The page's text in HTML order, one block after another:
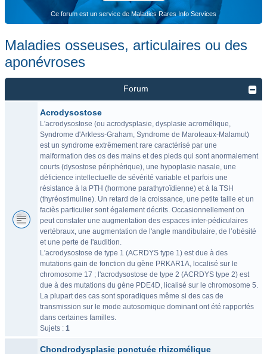
Ce forum est un service de Maladies Rares Info Services
Maladies osseuses, articulaires ou des
aponévroses
Forum
Acrodysostose
L'acrodysostose (ou acrodysplasie, dysplasie acromélique,
Syndrome d'Arkless-Graham, Syndrome de Maroteaux-Malamut)
est un syndrome extrêmement rare caractérisé par une
malformation des os des mains et des pieds qui sont anormalement
courts (dysostose périphérique), une hypoplasie nasale, une
déficience intellectuelle de sévérité variable et parfois une
résistance à la PTH (hormone parathyroïdienne) et à la TSH
(thyréostimuline). Un retard de la croissance, une petite taille et un
faciès particulier sont également décrits. Occasionnellement on
peut constater une augmentation des espaces inter-pédiculaires
vertébraux, une augmentation de l'angle mandibulaire, de l’obésité
et une perte de l'audition.
L'acrodysostose de type 1 (ACRDYS type 1) est due à des
mutations gain de fonction du gène PRKAR1A, localisé sur le
chromosome 17 ; l'acrodysostose de type 2 (ACRDYS type 2) est
due à des mutations du gène PDE4D, licalisé sur le chromosome 5.
La plupart des cas sont sporadiques même si des cas de
transmission sur le mode autosomique dominant ont été rapportés
dans certaines familles.
Sujets : 1
Chondrodysplasie ponctuée rhizomélique